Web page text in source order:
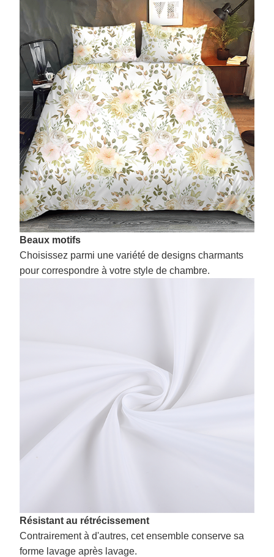
Beaux motifs
Choisissez parmi une variété de designs charmants
pour correspondre à votre style de chambre.
Résistant au rétrécissement
Contrairement à d'autres, cet ensemble conserve sa
forme lavage après lavage.